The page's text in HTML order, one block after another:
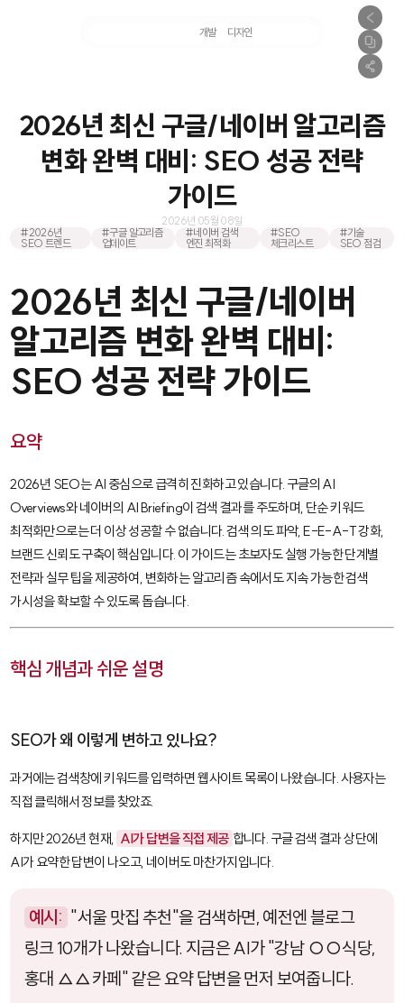
개발 디자인
2026년 최신 구글/네이버 알고리즘
변화 완벽 대비: SEO 성공 전략
가이드
2026년 05월 08일
#2026년
SEO 트렌드
#구글 알고리즘
업데이트
#네이버 검색
엔진 최적화
#SEO
체크리스트
#기술
SEO 점검
2026년 최신 구글/네이버
알고리즘 변화 완벽 대비:
SEO 성공 전략 가이드
요약
2026년 SEO는 AI 중심으로 급격히 진화하고 있습니다. 구글의 AI
Overviews와 네이버의 AI Briefing이 검색 결과를 주도하며, 단순 키워드
최적화만으로는 더 이상 성공할 수 없습니다. 검색 의도 파악, E-E-A-T 강화,
브랜드 신뢰도 구축이 핵심입니다. 이 가이드는 초보자도 실행 가능한 단계별
전략과 실무 팁을 제공하여, 변화하는 알고리즘 속에서도 지속 가능한 검색
가시성을 확보할 수 있도록 돕습니다.
핵심 개념과 쉬운 설명
SEO가 왜 이렇게 변하고 있나요?
과거에는 검색창에 키워드를 입력하면 웹사이트 목록이 나왔습니다. 사용자는
직접 클릭해서 정보를 찾았죠.
하지만 2026년 현재, AI가 답변을 직접 제공 합니다. 구글 검색 결과 상단에
AI가 요약한 답변이 나오고, 네이버도 마찬가지입니다.
예시: "서울 맛집 추천"을 검색하면, 예전엔 블로그
링크 10개가 나왔습니다. 지금은 AI가 "강남 ○○식당,
홍대 △△카페" 같은 요약 답변을 먼저 보여줍니다.